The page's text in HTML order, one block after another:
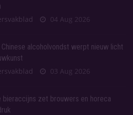
04 Aug 2026
Chinese alcoholvondst werpt nieuw licht
03 Aug 2026
bieraccijns zet brouwers en horeca